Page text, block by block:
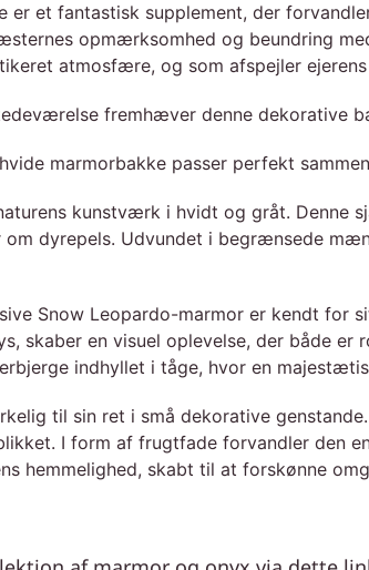
er et fantastisk supplement, der
opmærksomhed og beundring
atmosfære, og som afspejler
fremhæver denne dekorative
marmorbakke passer perfekt
kunstværk i hvidt og gråt.
om dyrepels. Udvundet i begrænsede
Snow Leopardo-marmor er kendt for
skaber en visuel oplevelse, der både
indhyllet i tåge, hvor en
til sin ret i små dekorative
I form af frugtfade forvandler den
hemmelighed, skabt til at forskønne